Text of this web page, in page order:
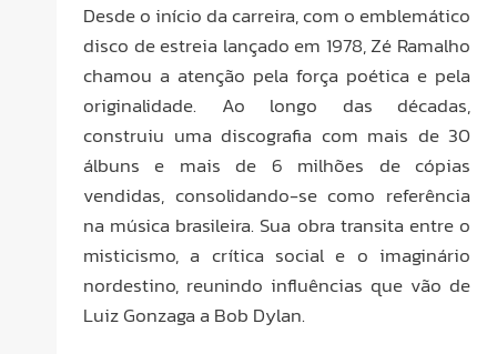
Desde o início da carreira, com o emblemático
disco de estreia lançado em 1978, Zé Ramalho
chamou a atenção pela força poética e pela
originalidade. Ao longo das décadas,
construiu uma discografia com mais de 30
álbuns e mais de 6 milhões de cópias
vendidas, consolidando-se como referência
na música brasileira. Sua obra transita entre o
misticismo, a crítica social e o imaginário
nordestino, reunindo influências que vão de
Luiz Gonzaga a Bob Dylan.